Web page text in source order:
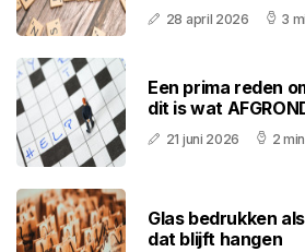
28 april 2026 3
Een prima reden
dit is wat
21 juni 2026 2
Glas bedrukken
dat blijft hangen